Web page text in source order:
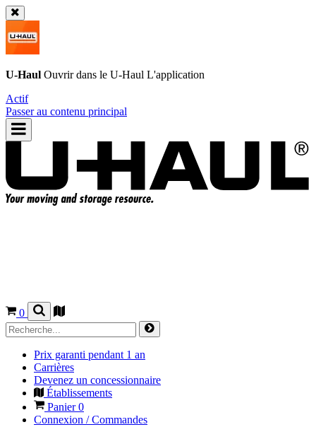
U-Haul Ouvrir dans le U-Haul L'application
Actif
Passer au contenu principal
0
Prix garanti pendant 1 an
Carrières
Devenez un concessionnaire
Établissements
Panier0
Connexion / Commandes